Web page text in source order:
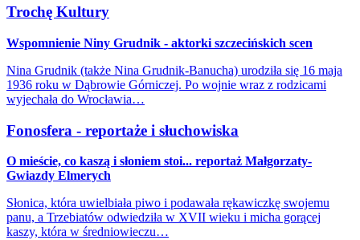
Trochę Kultury
Wspomnienie Niny Grudnik - aktorki szczecińskich scen
Nina Grudnik (także Nina Grudnik-Banucha) urodziła się 16 maja
1936 roku w Dąbrowie Górniczej. Po wojnie wraz z rodzicami
wyjechała do Wrocławia…
Fonosfera - reportaże i słuchowiska
O mieście, co kaszą i słoniem stoi... reportaż Małgorzaty-
Gwiazdy Elmerych
Słonica, która uwielbiała piwo i podawała rękawiczkę swojemu
panu, a Trzebiatów odwiedziła w XVII wieku i micha gorącej
kaszy, która w średniowieczu…